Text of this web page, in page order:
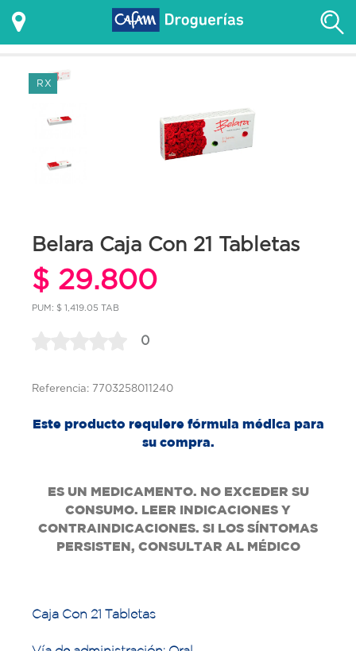
RX
Belara Caja Con 21 Tabletas
$ 29.800
PUM: $ 1,419.05 TAB
0
Referencia: 7703258011240
Este producto requiere fórmula médica para
su compra.
ES UN MEDICAMENTO. NO EXCEDER SU
CONSUMO. LEER INDICACIONES Y
CONTRAINDICACIONES. SI LOS SÍNTOMAS
PERSISTEN, CONSULTAR AL MÉDICO
Caja Con 21 Tabletas